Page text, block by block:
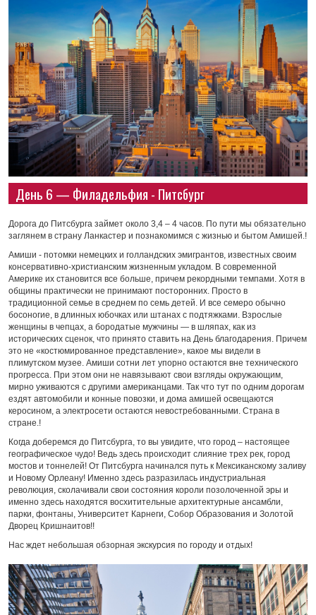
День 6 — Филадельфия - Питсбург
Дорога до Питсбурга займет около 3,4 – 4 часов. По пути мы обязательно
заглянем в страну Ланкастер и познакомимся с жизнью и бытом Амишей.!
Амиши - потомки немецких и голландских эмигрантов, известных своим
консервативно-христианским жизненным укладом. В современной
Америке их становится все больше, причем рекордными темпами. Хотя в
общины практически не принимают посторонних. Просто в
традиционной семье в среднем по семь детей. И все семеро обычно
босоногие, в длинных юбочках или штанах с подтяжками. Взрослые
женщины в чепцах, а бородатые мужчины — в шляпах, как из
исторических сценок, что принято ставить на День благодарения. Причем
это не «костюмированное представление», какое мы видели в
плимутском музее. Амиши сотни лет упорно остаются вне технического
прогресса. При этом они не навязывают свои взгляды окружающим,
мирно уживаются с другими американцами. Так что тут по одним дорогам
ездят автомобили и конные повозки, и дома амишей освещаются
керосином, а электросети остаются невостребованными. Страна в
стране.!
Когда доберемся до Питсбурга, то вы увидите, что город – настоящее
географическое чудо! Ведь здесь происходит слияние трех рек, город
мостов и тоннелей! От Питсбурга начинался путь к Мексиканскому заливу
и Новому Орлеану! Именно здесь разразилась индустриальная
революция, сколачивали свои состояния короли позолоченной эры и
именно здесь находятся восхитительные архитектурные ансамбли,
парки, фонтаны, Университет Карнеги, Собор Образования и Золотой
Дворец Кришнаитов!!
Нас ждет небольшая обзорная экскурсия по городу и отдых!